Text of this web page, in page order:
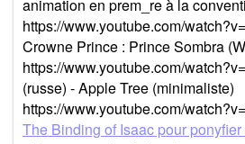
animation en prem_re à la
https://www.youtube.com/
Crowne Prince : Prince Sombra
https://www.youtube.com/
(russe) - Apple Tree (minimaliste)
https://www.youtube.com/
The Binding of Isaac pour